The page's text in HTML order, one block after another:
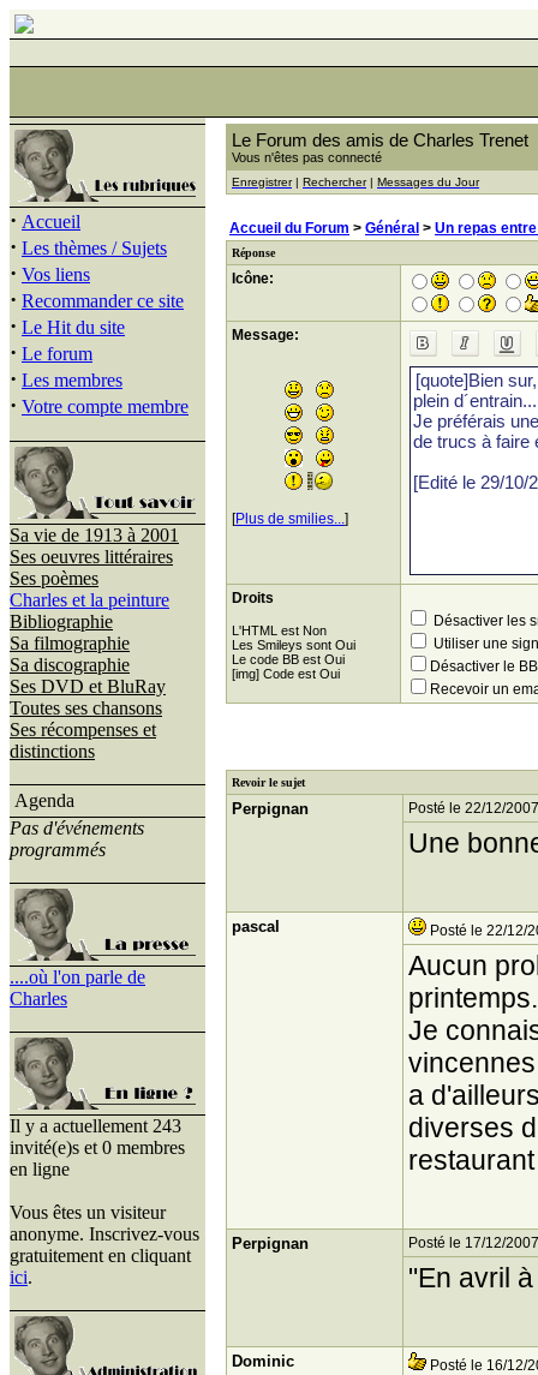
· Accueil
· Les thèmes / Sujets
· Vos liens
· Recommander ce site
· Le Hit du site
· Le forum
· Les membres
· Votre compte membre
Sa vie de 1913 à 2001
Ses oeuvres littéraires
Ses poèmes
Charles et la peinture
Bibliographie
Sa filmographie
Sa discographie
Ses DVD et BluRay
Toutes ses chansons
Ses récompenses et
distinctions
Agenda
Pas d'événements
programmés
....où l'on parle de
Charles
Il y a actuellement 243
invité(e)s et 0 membres
en ligne
Vous êtes un visiteur
anonyme. Inscrivez-vous
gratuitement en cliquant
ici.
Le Forum des amis de Charles Trenet
Vous n'êtes pas connecté
Enregistrer| Rechercher| Messages du Jour
Accueil du Forum > Général > Un repas
Réponse
Icône:
Message:
[Plus de smilies...]
Droits
L'HTML est Non
Les Smileys sont Oui
Le code BB est Oui
[img] Code est Oui
Désactiver les
Utiliser une
Désactiver le
Recevoir un
Revoir le sujet
Perpignan Posté le 22/12/
Une
pascal Posté le 22/12/
Aucun
printemps.
Je
a
diverses
Perpignan Posté le 17/12/
"En avril
Dominic Posté le 16/12/